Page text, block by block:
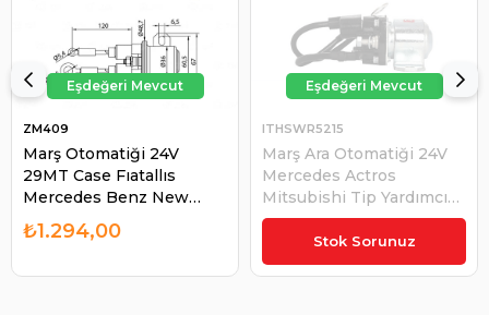
Marş Otomatiği 24V
29MT Case Fıatallıs
Mercedes Benz New
Holland Yardımcı
Otomatik | ZM 409
ZM409
₺1.294,00 Stok Sorunuz
Marş Ara Otomatiği 24V
Mercedes Actros
Mitsubishi Tip Yardımcı
Otomatik | ITH SWR5215
ITHSWR5215
₺618,91